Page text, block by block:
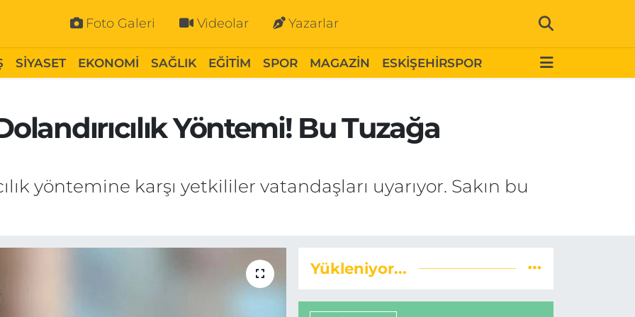
Foto Galeri Videolar Yazarlar
SİYASET EKONOMİ SAĞLIK EĞİTİM SPOR MAGAZİN ESKİŞEHİRSPOR
Yöntemi! Bu Tuzağa
yöntemine karşı yetkililer vatandaşları uyarıyor. Sakın bu
Yükleniyor...